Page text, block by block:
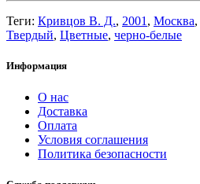
Теги: Кривцов В. Д., 2001 , Москва,
Твердый, Цветные, черно-белые
Информация
О нас
Доставка
Оплата
Условия соглашения
Политика безопасности